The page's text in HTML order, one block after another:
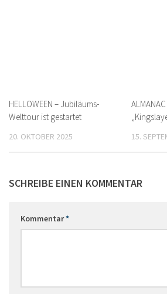
HELLOWEEN – Jubiläums-
Welttour ist gestartet
20. OKTOBER 2025 15.
SCHREIBE EINEN KOMMENTAR
Kommentar*